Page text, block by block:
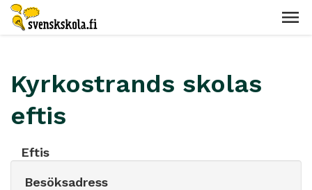
Kyrkostrands skolas
eftis
Eftis
Besöksadress